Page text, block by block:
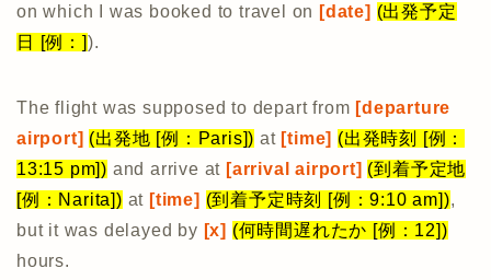
on which I was booked to travel on [date] (出発予定
日 [例：]).
The flight was supposed to depart from [departure
airport] (出発地 [例：Paris]) at [time] (出発時刻 [例：
13:15 pm]) and arrive at [arrival airport] (到着予定地
[例：Narita]) at [time] (到着予定時刻 [例：9:10 am]),
but it was delayed by [x] (何時間遅れたか [例：12])
hours.